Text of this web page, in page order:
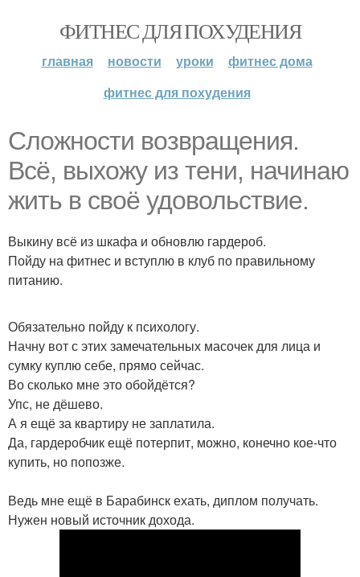
ФИТНЕС ДЛЯ ПОХУДЕНИЯ
главная новости уроки
фитнес дома
фитнес для похудения
Сложности возвращения.
Всё, выхожу из тени, начинаю
жить в своё удовольствие.
Выкину всё из шкафа и обновлю гардероб.
Пойду на фитнес и вступлю в клуб по правильному
питанию.
Обязательно пойду к психологу.
Начну вот с этих замечательных масочек для лица и
сумку куплю себе, прямо сейчас.
Во сколько мне это обойдётся?
Упс, не дёшево.
А я ещё за квартиру не заплатила.
Да, гардеробчик ещё потерпит, можно, конечно кое-что
купить, но попозже.
Ведь мне ещё в Барабинск ехать, диплом получать.
Нужен новый источник дохода.